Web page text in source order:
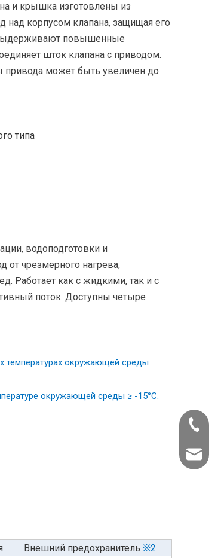
и крышка изготовлены из
над корпусом клапана, защищая его
выдерживают повышенные
шток клапана с приводом.
привода может быть увеличен до
типа
водоподготовки и
от чрезмерного нагрева,
Работает как с жидкими, так и с
поток. Доступны четыре
температурах окружающей среды
окружающей среды ≥ -15°C.
Внешний предохранитель ※2
+86-22-